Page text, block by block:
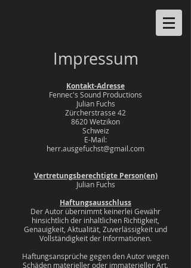
Impressum
Kontakt-Adresse
Fennec's Sound Productions
Julian Fuchs
Zürcherstrasse 42
8620 Wetzikon
Schweiz
E-Mail:
herr.ausgefuchst@gmail.com
Vertretungsberechtigte Person(en)
Julian Fuchs
Haftungsausschluss
Der Autor übernimmt keinerlei Gewähr
hinsichtlich der inhaltlichen Richtigkeit,
Genauigkeit, Aktualität, Zuverlässigkeit und
Vollständigkeit der Informationen.
Haftungsansprüche gegen den Autor wegen
Schäden materieller oder immaterieller Art,